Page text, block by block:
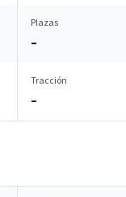
Plazas
–
Tracción
–